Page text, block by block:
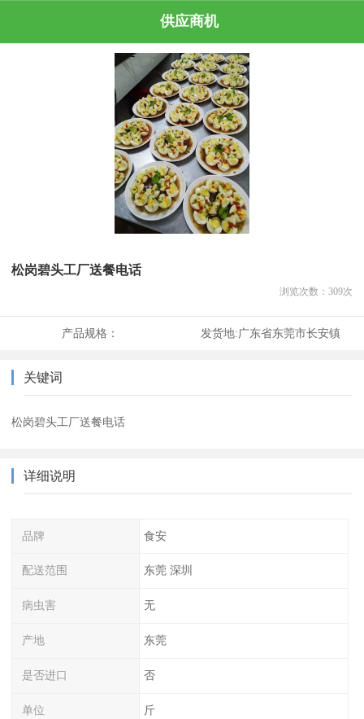
供应商机
松岗碧头工厂送餐电话
浏览次数： 309次
产品规格： 发货地:广东省东莞市长安镇
关键词
松岗碧头工厂送餐电话
详细说明
品牌 食安
配送范围 东莞 深圳
病虫害 无
产地 东莞
是否进口 否
单位 斤